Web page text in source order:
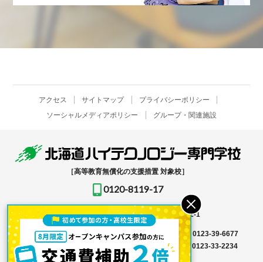
アクセス サイトマップ
プライバシーポリシー
ソーシャルメディアポリシー
グループ・関連施設
［高等教育無償化の支援措置 対象校］
0120-8119-17
〒061-1396北海道恵庭市恵み野北2-12-1
入学事務局はこちら → TEL0123-39-6666
FAX 0123-39-6677
その他はこちら →
0123-36-8119FAX 0123-33-2234